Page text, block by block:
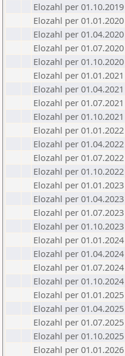
Elozahl per 01.10.2019
Elozahl per 01.01.2020
Elozahl per 01.04.2020
Elozahl per 01.07.2020
Elozahl per 01.10.2020
Elozahl per 01.01.2021
Elozahl per 01.04.2021
Elozahl per 01.07.2021
Elozahl per 01.10.2021
Elozahl per 01.01.2022
Elozahl per 01.04.2022
Elozahl per 01.07.2022
Elozahl per 01.10.2022
Elozahl per 01.01.2023
Elozahl per 01.04.2023
Elozahl per 01.07.2023
Elozahl per 01.10.2023
Elozahl per 01.01.2024
Elozahl per 01.04.2024
Elozahl per 01.07.2024
Elozahl per 01.10.2024
Elozahl per 01.01.2025
Elozahl per 01.04.2025
Elozahl per 01.07.2025
Elozahl per 01.10.2025
Elozahl per 01.01.2026